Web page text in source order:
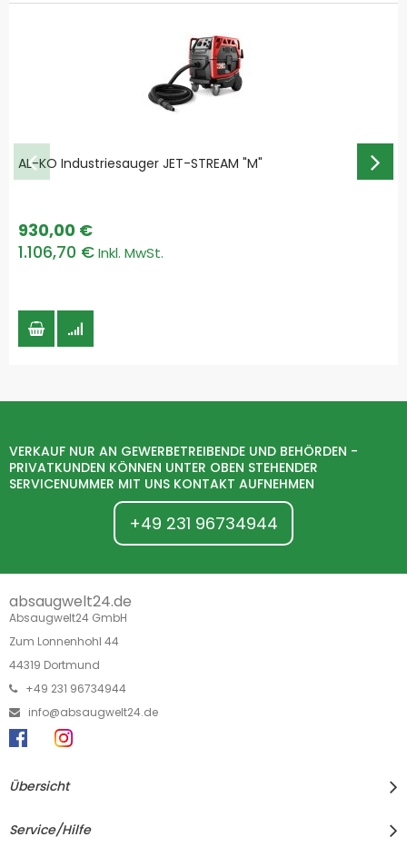
AL-KO Industriesauger JET-STREAM "M"
1.106,70 €
930,00 €
VERKAUF NUR AN GEWERBETREIBENDE UND BEHÖRDEN -
PRIVATKUNDEN KÖNNEN UNTER OBEN STEHENDER
SERVICENUMMER MIT UNS KONTAKT AUFNEHMEN
+49 231 96734944
absaugwelt24.de
Absaugwelt24 GmbH
Zum Lonnenhohl 44
44319 Dortmund
+49 231 96734944
info@absaugwelt24.de
Übersicht
Service/Hilfe